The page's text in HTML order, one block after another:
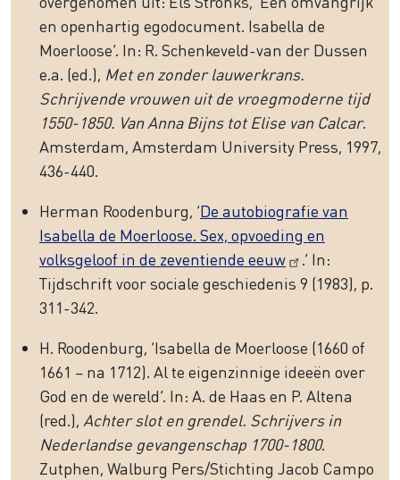
en openhartig egodocument. Isabella de
Moerloose’. In: R. Schenkeveld-van der Dussen
e.a. (ed.), Met en zonder lauwerkrans.
Schrijvende vrouwen uit de vroegmoderne tijd
1550-1850. Van Anna Bijns tot Elise van Calcar.
Amsterdam, Amsterdam University Press, 1997,
436-440.
Herman Roodenburg, ‘De autobiografie van
Isabella de Moerloose. Sex, opvoeding en
volksgeloof in de zeventiende eeuw
.’ In:
Tijdschrift voor sociale geschiedenis 9 (1983), p.
311-342.
H. Roodenburg, ‘Isabella de Moerloose (1660 of
1661 – na 1712). Al te eigenzinnige ideeën over
God en de wereld’. In: A. de Haas en P. Altena
(red.), Achter slot en grendel. Schrijvers in
Nederlandse gevangenschap 1700-1800.
Zutphen, Walburg Pers/Stichting Jacob Campo